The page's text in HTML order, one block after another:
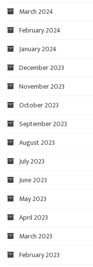
March 2024
February 2024
January 2024
December 2023
November 2023
October 2023
September 2023
August 2023
July 2023
June 2023
May 2023
April 2023
March 2023
February 2023